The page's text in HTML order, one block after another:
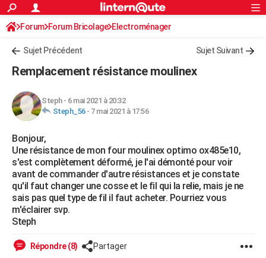
ACTUALITÉS
Politique
Société
Faits Divers
Education
Monde
Villes
+
Retraite
Impôts
Epargne
Immobilier
Risques naturels par ville
Banque
Assurance
Crédit
AUTO
HIGH-TECH
Mobiles
Meilleur smartphone
Internet
Ordinateurs
Jeux vidéo
Guide high-tech
+BRICOLAGE
Forum
Aménagement intérieur
Extérieur
Cuisine
Salle de bains
Jardinage
Rangement
WEEK-END
Guides de France
Escapades
Patrimoine
Expositions
Musées
Week-end nature
LIFESTYLE
Art de vivre
Bien-être
Loisirs
Modes de vie
Alimentation
Guide de la santé
Maladies
Médicaments
Sommeil
S'inscrire
Connexion
Forum Forum Bricolage Electroménager
Sujet Précédent Sujet Suivant
Remplacement résistance moulinex
Steph- 6 mai 2021 à 20:32
Steph_56- 7 mai 2021 à 17:56
Bonjour,
Une résistance de mon four moulinex optimo ox485e10,
s'est complètement déformé, je l'ai démonté pour voir
avant de commander d'autre résistances et je constate
qu'il faut changer une cosse et le fil qui la relie, mais je ne
sais pas quel type de fil il faut acheter. Pourriez vous
m'éclairer svp.
Steph
Répondre (8) Partager